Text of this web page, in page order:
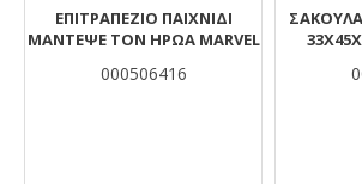
ΕΠΙΤΡΑΠΕΖΙΟ ΠΑΙΧΝΙΔΙ
ΜΑΝΤΕΨΕ ΤΟΝ ΗΡΩΑ MARVEL
000506416